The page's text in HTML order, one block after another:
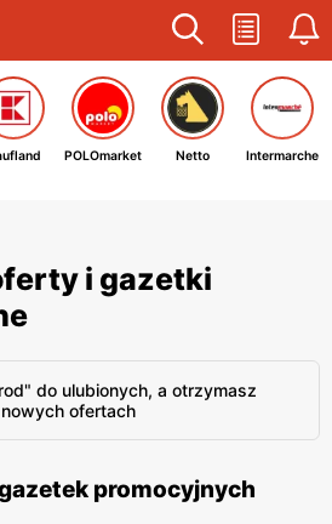
POLOmarket Netto Intermarche
i gazetki
do ulubionych, a otrzymasz
ofertach
promocyjnych